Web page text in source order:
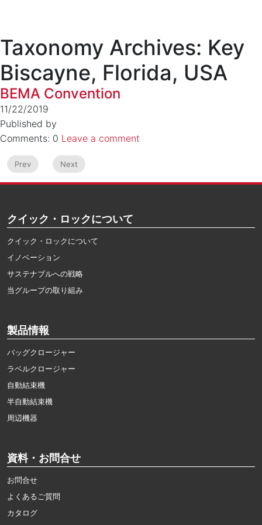
Taxonomy Archives: Key
Biscayne, Florida, USA
BEMA Convention
11/22/2019
Published by
Comments: 0 Leave a comment
Prev Next
クイック・ロックについて
クイック・ロックについて
イノベーション
サステナブルへの戦略
当グループの取り組み
製品情報
バッグクロージャー
ラベルクロージャー
自動結束機
半自動結束機
周辺機器
資料・お問合せ
お問合せ
よくあるご質問
カタログ